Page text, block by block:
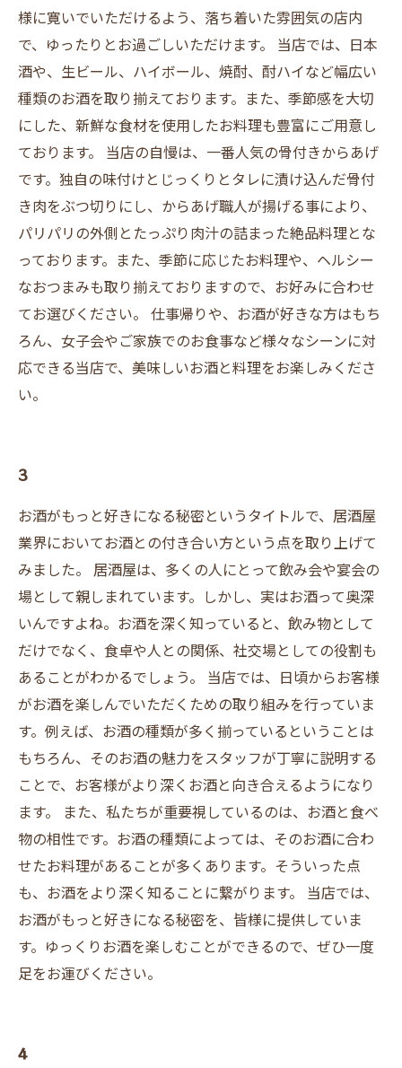
様に寛いでいただけるよう、落ち着いた雰囲気の店内
で、ゆったりとお過ごしいただけます。 当店では、日本
酒や、生ビール、ハイボール、焼酎、酎ハイなど幅広い
種類のお酒を取り揃えております。また、季節感を大切
にした、新鮮な食材を使用したお料理も豊富にご用意し
ております。 当店の自慢は、一番人気の骨付きからあげ
です。独自の味付けとじっくりとタレに漬け込んだ骨付
き肉をぶつ切りにし、からあげ職人が揚げる事により、
パリパリの外側とたっぷり肉汁の詰まった絶品料理とな
っております。また、季節に応じたお料理や、ヘルシー
なおつまみも取り揃えておりますので、お好みに合わせ
てお選びください。 仕事帰りや、お酒が好きな方はもち
ろん、女子会やご家族でのお食事など様々なシーンに対
応できる当店で、美味しいお酒と料理をお楽しみくださ
い。
3
お酒がもっと好きになる秘密というタイトルで、居酒屋
業界においてお酒との付き合い方という点を取り上げて
みました。 居酒屋は、多くの人にとって飲み会や宴会の
場として親しまれています。しかし、実はお酒って奥深
いんですよね。お酒を深く知っていると、飲み物として
だけでなく、食卓や人との関係、社交場としての役割も
あることがわかるでしょう。 当店では、日頃からお客様
がお酒を楽しんでいただくための取り組みを行っていま
す。例えば、お酒の種類が多く揃っているということは
もちろん、そのお酒の魅力をスタッフが丁寧に説明する
ことで、お客様がより深くお酒と向き合えるようになり
ます。 また、私たちが重要視しているのは、お酒と食べ
物の相性です。お酒の種類によっては、そのお酒に合わ
せたお料理があることが多くあります。そういった点
も、お酒をより深く知ることに繋がります。 当店では、
お酒がもっと好きになる秘密を、皆様に提供していま
す。ゆっくりお酒を楽しむことができるので、ぜひ一度
足をお運びください。
4